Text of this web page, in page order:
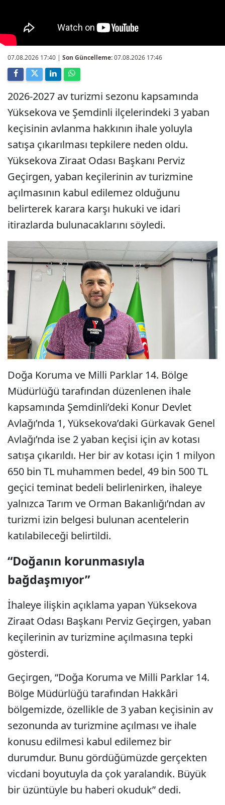
07.08.2026 17:40 | Son Güncelleme:07.08.2026 17:46
2026-2027 av turizmi sezonu kapsamında
Yüksekova ve Şemdinli ilçelerindeki 3 yaban
keçisinin avlanma hakkının ihale yoluyla
satışa çıkarılması tepkilere neden oldu.
Yüksekova Ziraat Odası Başkanı Perviz
Geçirgen, yaban keçilerinin av turizmine
açılmasının kabul edilemez olduğunu
belirterek karara karşı hukuki ve idari
itirazlarda bulunacaklarını söyledi.
Doğa Koruma ve Milli Parklar 14. Bölge
Müdürlüğü tarafından düzenlenen ihale
kapsamında Şemdinli’deki Konur Devlet
Avlağı’nda 1, Yüksekova’daki Gürkavak Genel
Avlağı’nda ise 2 yaban keçisi için av kotası
satışa çıkarıldı. Her bir av kotası için 1 milyon
650 bin TL muhammen bedel, 49 bin 500 TL
geçici teminat bedeli belirlenirken, ihaleye
yalnızca Tarım ve Orman Bakanlığı’ndan av
turizmi izin belgesi bulunan acentelerin
katılabileceği belirtildi.
“Doğanın korunmasıyla
bağdaşmıyor”
İhaleye ilişkin açıklama yapan Yüksekova
Ziraat Odası Başkanı Perviz Geçirgen, yaban
keçilerinin av turizmine açılmasına tepki
gösterdi.
Geçirgen, “Doğa Koruma ve Milli Parklar 14.
Bölge Müdürlüğü tarafından Hakkâri
bölgemizde, özellikle de 3 yaban keçisinin av
sezonunda av turizmine açılması ve ihale
konusu edilmesi kabul edilemez bir
durumdur. Bunu gördüğümüzde gerçekten
vicdani boyutuyla da çok yaralandık. Büyük
bir üzüntüyle bu haberi okuduk” dedi.